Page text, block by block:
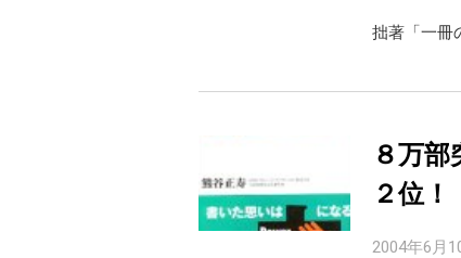
拙著「一冊
８万
２位！
2004年6月